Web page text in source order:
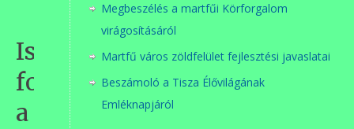
Ismét
fogadtuk
a
Megbeszélés a martfűi Körforgalom
virágosításáról
Martfű város zöldfelület fejlesztési javaslatai
Beszámoló a Tisza Élővilágának
Emléknapjáról